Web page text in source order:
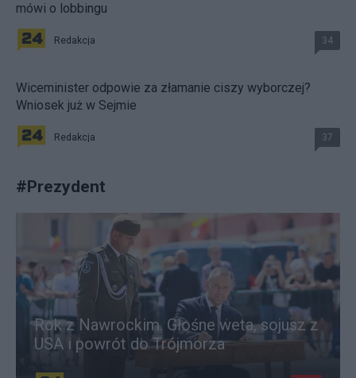
mówi o lobbingu
Redakcja 34
Wiceminister odpowie za złamanie ciszy wyborczej?
Wniosek już w Sejmie
Redakcja 37
#Prezydent
Rok z Nawrockim. Głośne weta, sojusz z
USA i powrót do Trójmorza